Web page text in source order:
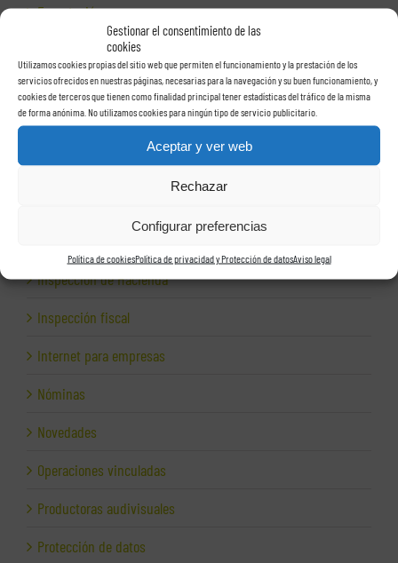
Gestionar el consentimiento de las
cookies
Utilizamos cookies propias del sitio web que permiten el funcionamiento y la prestación de los
servicios ofrecidos en nuestras páginas, necesarias para la navegación y su buen funcionamiento, y
cookies de terceros que tienen como finalidad principal tener estadísticas del tráfico de la misma
de forma anónima. No utilizamos cookies para ningún tipo de servicio publicitario.
Aceptar y ver web
Rechazar
Configurar preferencias
Política de cookiesPolítica de privacidad y Protección de datosAviso legal
Exportación
Grupos de sociedades
Hacienda
Herencias
Inspección de Hacienda
Inspección fiscal
Internet para empresas
Nóminas
Novedades
Operaciones vinculadas
Productoras audivisuales
Protección de datos